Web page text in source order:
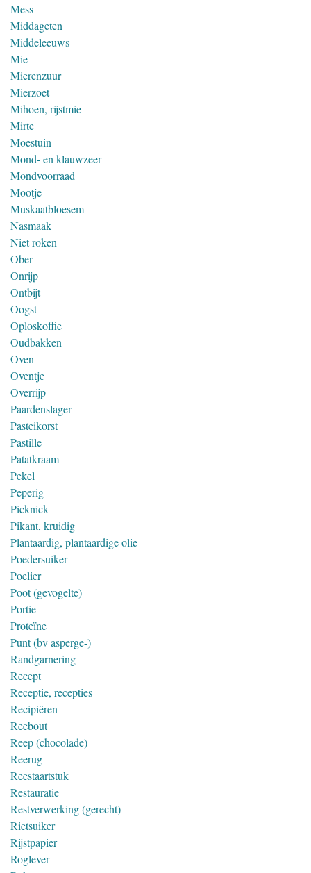
Mess
Middageten
Middeleeuws
Mie
Mierenzuur
Mierzoet
Mihoen, rijstmie
Mirte
Moestuin
Mond- en klauwzeer
Mondvoorraad
Mootje
Muskaatbloesem
Nasmaak
Niet roken
Ober
Onrijp
Ontbijt
Oogst
Oploskoffie
Oudbakken
Oven
Oventje
Overrijp
Paardenslager
Pasteikorst
Pastille
Patatkraam
Pekel
Peperig
Picknick
Pikant, kruidig
Plantaardig, plantaardige olie
Poedersuiker
Poelier
Poot (gevogelte)
Portie
Proteïne
Punt (bv asperge-)
Randgarnering
Recept
Receptie, recepties
Recipiëren
Reebout
Reep (chocolade)
Reerug
Reestaartstuk
Restauratie
Restverwerking (gerecht)
Rietsuiker
Rijstpapier
Roglever